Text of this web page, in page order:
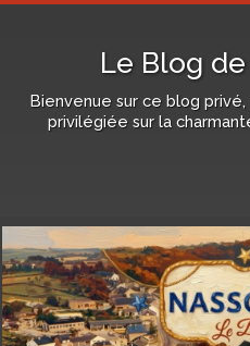
Le Blog
Bienvenue sur ce blog
privilégiée sur la